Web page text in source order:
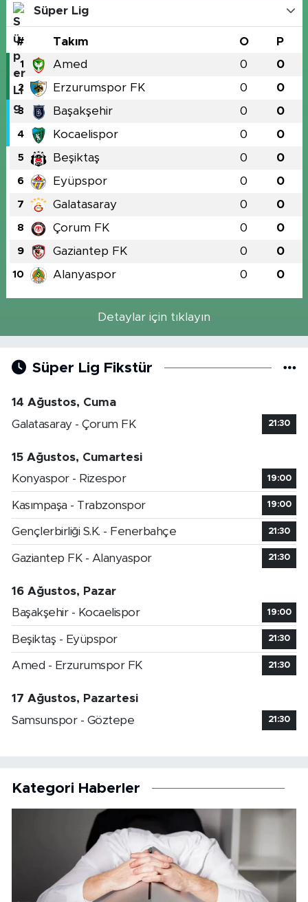
Süper Lig
# Takım O P
1 Amed 0 0
2 Erzurumspor FK 0 0
3 Başakşehir 0 0
4 Kocaelispor 0 0
5 Beşiktaş 0 0
6 Eyüpspor 0 0
7 Galatasaray 0 0
8 Çorum FK 0 0
9 Gaziantep FK 0 0
10 Alanyaspor 0 0
Detaylar için tıklayın
Süper Lig Fikstür
14 Ağustos, Cuma
Galatasaray - Çorum FK
21:30
15 Ağustos, Cumartesi
Konyaspor - Rizespor
19:00
Kasımpaşa - Trabzonspor 19:00
Gençlerbirliği S.K. - Fenerbahçe 21:30
Gaziantep FK - Alanyaspor 21:30
16 Ağustos, Pazar
Başakşehir - Kocaelispor
19:00
Beşiktaş - Eyüpspor 21:30
Amed - Erzurumspor FK 21:30
17 Ağustos, Pazartesi
Samsunspor - Göztepe
21:30
Kategori Haberler